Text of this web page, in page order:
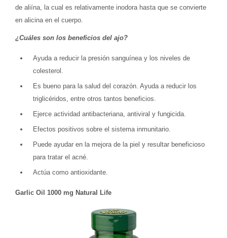
de aliína, la cual es relativamente inodora hasta que se convierte
en alicina en el cuerpo.
¿Cuáles son los beneficios del ajo?
Ayuda a reducir la presión sanguínea y los niveles de
colesterol.
Es bueno para la salud del corazón. Ayuda a reducir los
triglicéridos, entre otros tantos beneficios.
Ejerce actividad antibacteriana, antiviral y fungicida.
Efectos positivos sobre el sistema inmunitario.
Puede ayudar en la mejora de la piel y resultar beneficioso
para tratar el acné.
Actúa como antioxidante.
Garlic Oil 1000 mg Natural Life